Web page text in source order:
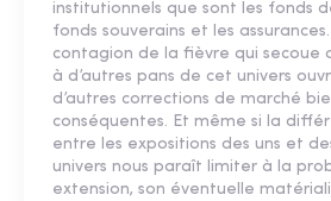
institutionnels que sont les fonds
fonds souverains et les
contagion de la fièvre qui secoue
à d’autres pans de cet univers
d’autres corrections de marché
conséquentes. Et même si la
entre les expositions des uns et
univers nous paraît limiter à la
extension, son éventuelle